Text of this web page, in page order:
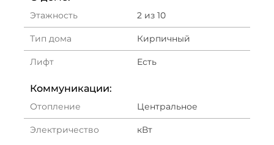
Этажность 2 из 10
Тип дома Кирпичный
Лифт Есть
Коммуникации:
Отопление Центральное
Электричество кВт